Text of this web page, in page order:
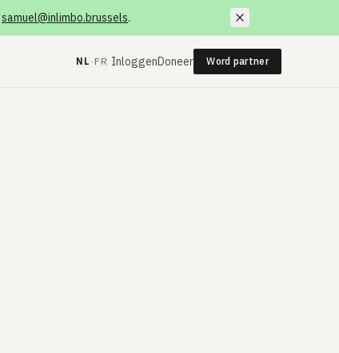
samuel@inlimbo.brussels.
NL · FR InloggenDoneer Word partner